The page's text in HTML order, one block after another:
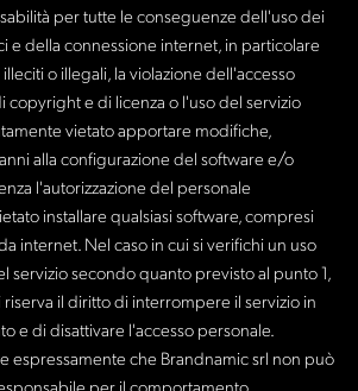
per tutte le conseguenze dell'uso dei
e della connessione internet, in particolare
o illegali, la violazione dell'accesso
copyright e di licenza o l'uso del servizio
vietato apportare modifiche,
alla configurazione del software e/o
l'autorizzazione del personale
installare qualsiasi software, compresi
internet. Nel caso in cui si verifichi un uso
servizio secondo quanto previsto al punto 1,
riserva il diritto di interrompere il servizio in
e di disattivare l'accesso personale.
espressamente che Brandnamic srl non può